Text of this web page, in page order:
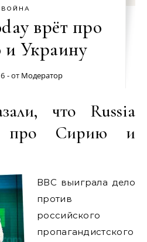
ВОЙНА
врёт про
Украину
- от Модератор
что Russia
про Сирию и
ВВС выиграла дело
против
российского
пропагандистского